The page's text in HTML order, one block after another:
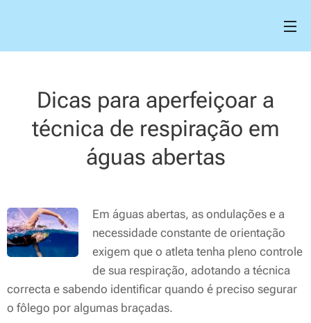
Dicas para aperfeiçoar a
técnica de respiração em
águas abertas
Em águas abertas, as ondulações e a
necessidade constante de orientação
exigem que o atleta tenha pleno controle
de sua respiração, adotando a técnica
correcta e sabendo identificar quando é preciso segurar
o fôlego por algumas braçadas.